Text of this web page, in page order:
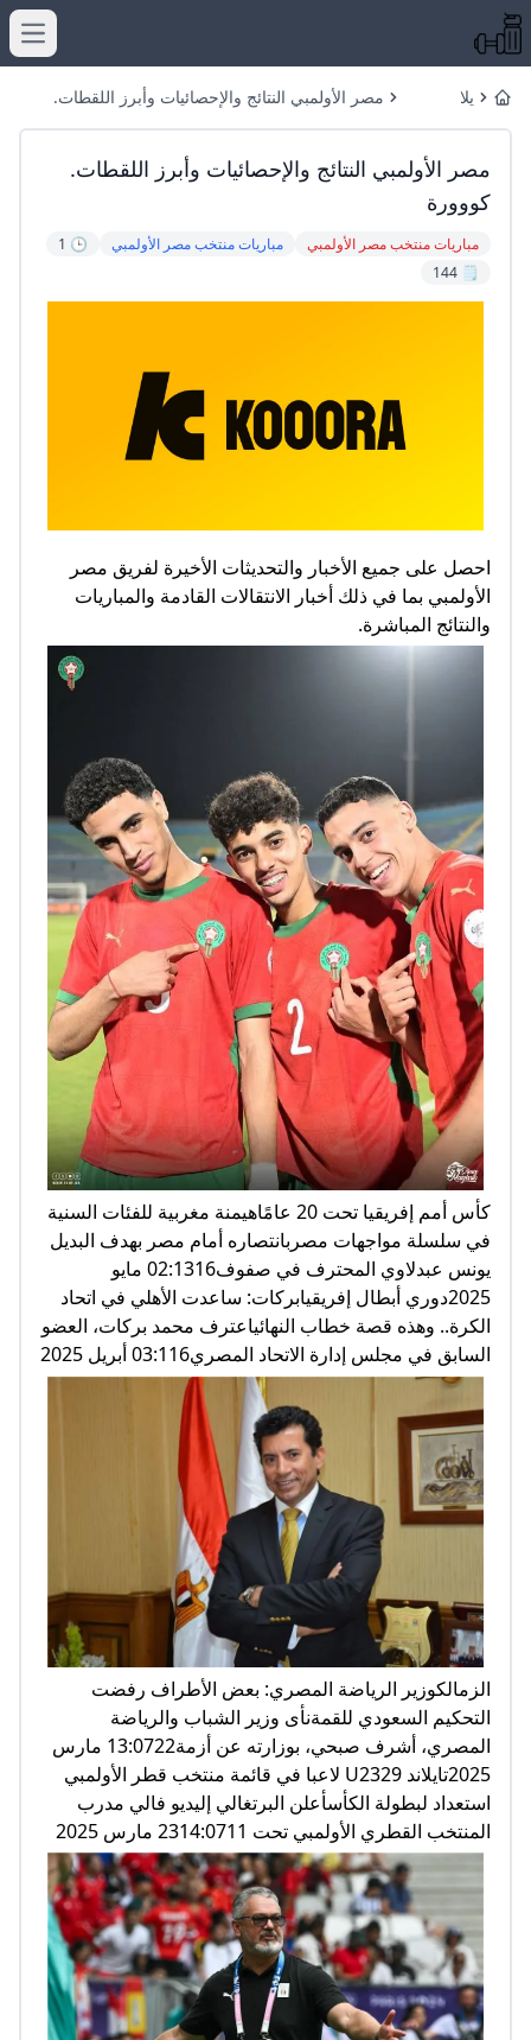
Homeيلا
مصر الأولمبي النتائج والإحصائيات وأبرز اللقطات.
مصر الأولمبي النتائج والإحصائيات وأبرز اللقطات.
كووورة
مباريات منتخب مصر الأولمبي مباريات منتخب مصر الأولمبي
🕒 1
🗒️ 144
احصل على جميع الأخبار والتحديثات الأخيرة لفريق مصر
الأولمبي بما في ذلك أخبار الانتقالات القادمة والمباريات
والنتائج المباشرة.
كأس أمم إفريقيا تحت 20 عامًاهيمنة مغربية للفئات السنية
في سلسلة مواجهات مصربانتصاره أمام مصر بهدف البديل
يونس عبدلاوي المحترف في صفوف02:1316 مايو
2025دوري أبطال إفريقيابركات: ساعدت الأهلي في اتحاد
الكرة.. وهذه قصة خطاب النهائياعترف محمد بركات، العضو
السابق في مجلس إدارة الاتحاد المصري03:116 أبريل 2025
الزمالكوزير الرياضة المصري: بعض الأطراف رفضت
التحكيم السعودي للقمةنأى وزير الشباب والرياضة
المصري، أشرف صبحي، بوزارته عن أزمة13:0722 مارس
2025تايلاند U2329 لاعبا في قائمة منتخب قطر الأولمبي
استعداد لبطولة الكأسأعلن البرتغالي إليديو فالي مدرب
المنتخب القطري الأولمبي تحت 2314:0711 مارس 2025